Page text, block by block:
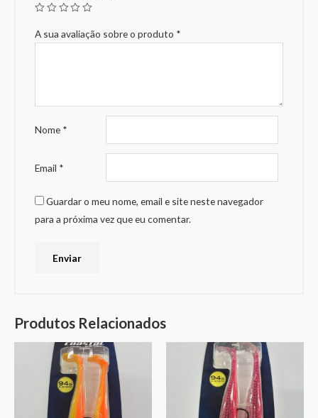
A sua avaliação sobre o produto *
Nome *
Email *
Guardar o meu nome, email e site neste navegador
para a próxima vez que eu comentar.
Produtos Relacionados